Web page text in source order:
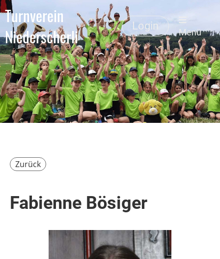
Turnverein
Niederscherli
Login
Menü
Zurück
Fabienne Bösiger